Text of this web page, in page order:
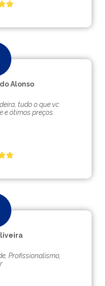
Alonso
tudo o que vc
e ótimos preços.
Profissionalismo,